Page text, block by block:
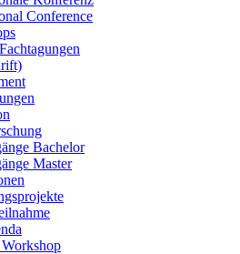
Conference
Bachelor
Master